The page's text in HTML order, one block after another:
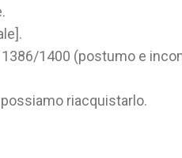
1386/1400 (postumo e
riacquistarlo.